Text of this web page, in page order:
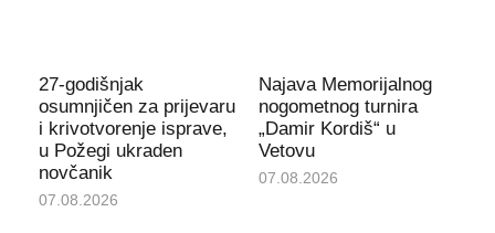
27-godišnjak
osumnjičen za prijevaru
i krivotvorenje isprave,
u Požegi ukraden
novčanik
07.08.2026
Najava Memorijalnog
nogometnog turnira
„Damir Kordiš“ u
Vetovu
07.08.2026